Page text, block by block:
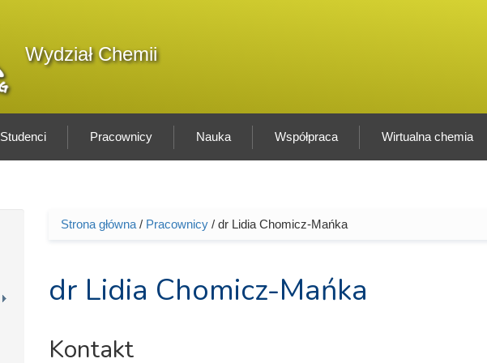
Wydział Chemii
Studenci Pracownicy Nauka Współpraca Wirtualna chemia
Jesteś tutaj
Strona główna/ Pracownicy/ dr Lidia Chomicz-Mańka
dr Lidia Chomicz-Mańka
Kontakt